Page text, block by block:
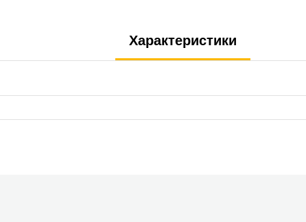
Характеристики